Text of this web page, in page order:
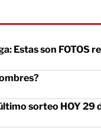
Estas son FOTOS
sorteo HOY 29